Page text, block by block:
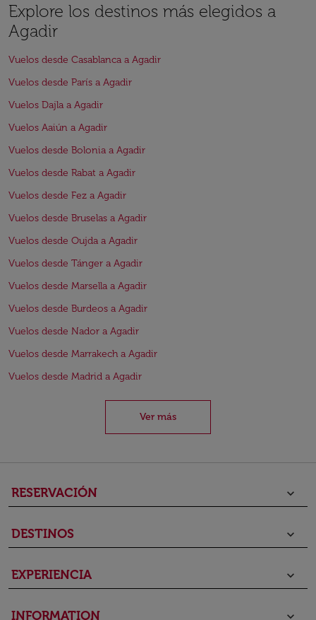
Explore los destinos más elegidos a
Agadir
Vuelos desde Casablanca a Agadir
Vuelos desde París a Agadir
Vuelos Dajla a Agadir
Vuelos Aaiún a Agadir
Vuelos desde Bolonia a Agadir
Vuelos desde Rabat a Agadir
Vuelos desde Fez a Agadir
Vuelos desde Bruselas a Agadir
Vuelos desde Oujda a Agadir
Vuelos desde Tánger a Agadir
Vuelos desde Marsella a Agadir
Vuelos desde Burdeos a Agadir
Vuelos desde Nador a Agadir
Vuelos desde Marrakech a Agadir
Vuelos desde Madrid a Agadir
Ver más
RESERVACIÓN keyboard_arrow_down
DESTINOS keyboard_arrow_down
EXPERIENCIA keyboard_arrow_down
INFORMATION keyboard_arrow_down